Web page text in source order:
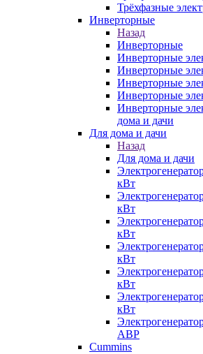
Трёхфазные
Инверторные
Назад
Инверторные
Инверторные
Инверторные
Инверторные
Инверторные
Инверторные
дома и дачи
Для дома и дачи
Назад
Для дома и дачи
кВт
кВт
кВт
кВт
кВт
кВт
АВР
Cummins